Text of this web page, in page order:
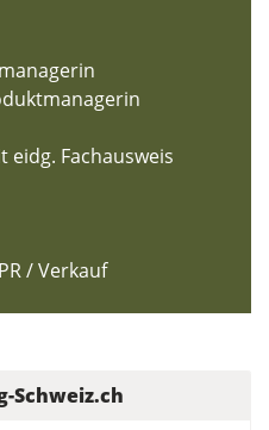
Fachausweis
/ Verkauf
Schweiz.ch